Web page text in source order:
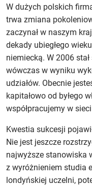
W dużych polskich
trwa zmiana
zaczynał w naszym
dekady ubiegłego
niemiecką. W 2006
wówczas w wyniku
udziałów. Obecnie
kapitałowo od byłego
współpracujemy w
Kwestia sukcesji
Nie jest jeszcze
najwyższe stanowiska
z wyróżnieniem studia
londyńskiej uczelni,